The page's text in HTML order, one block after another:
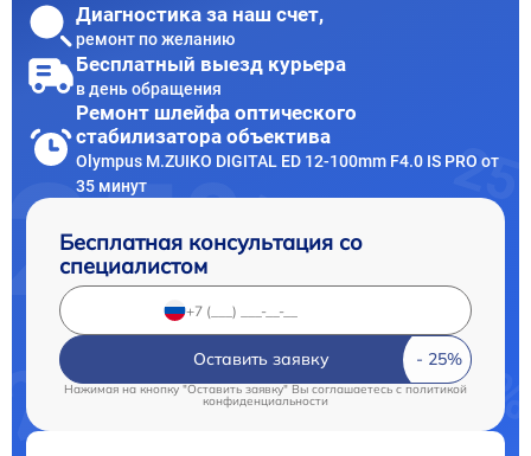
Диагностика за наш счет,
ремонт по желанию
Бесплатный выезд курьера
в день обращения
Ремонт шлейфа оптического
стабилизатора объектива
Olympus M.ZUIKO DIGITAL ED 12‑100mm F4.0 IS PRO от
35 минут
Бесплатная консультация со
специалистом
Оставить заявку
Нажимая на кнопку "Оставить заявку" Вы соглашаетесь c политикой
конфиденциальности